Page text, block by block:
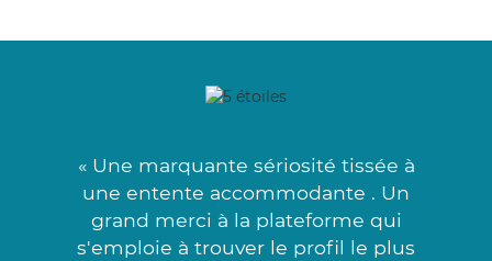
« Une marquante sériosité tissée à
une entente accommodante . Un
grand merci à la plateforme qui
s'emploie à trouver le profil le plus